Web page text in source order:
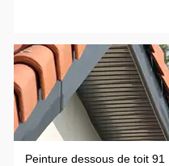
Peinture dessous de toit 91